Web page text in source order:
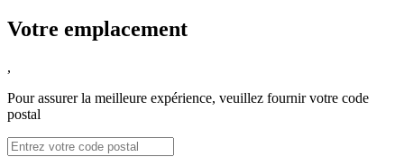
Votre emplacement
,
Pour assurer la meilleure expérience, veuillez fournir votre code
postal